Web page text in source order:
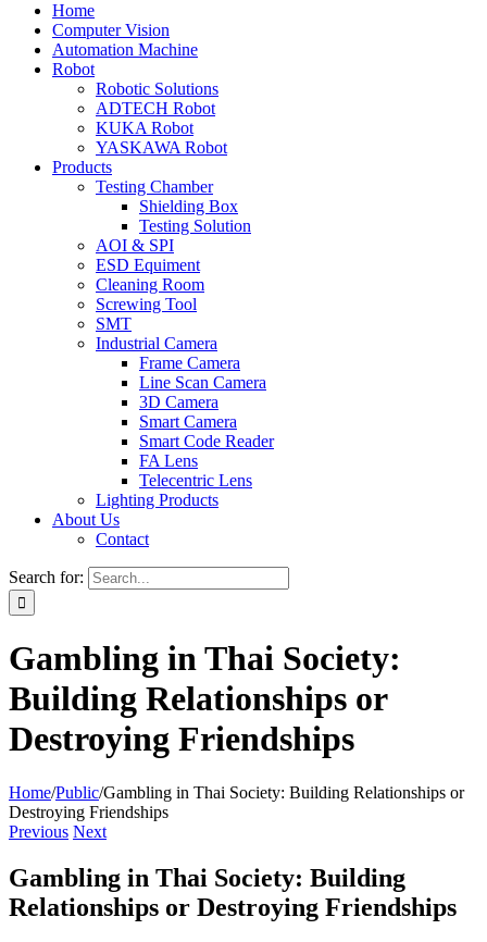
Home
Computer Vision
Automation Machine
Robot
Robotic Solutions
ADTECH Robot
KUKA Robot
YASKAWA Robot
Products
Testing Chamber
Shielding Box
Testing Solution
AOI & SPI
ESD Equiment
Cleaning Room
Screwing Tool
SMT
Industrial Camera
Frame Camera
Line Scan Camera
3D Camera
Smart Camera
Smart Code Reader
FA Lens
Telecentric Lens
Lighting Products
About Us
Contact
Search for:
Gambling in Thai Society:
Building Relationships or
Destroying Friendships
Home/Public/Gambling in Thai Society: Building Relationships or
Destroying Friendships
Previous Next
Gambling in Thai Society: Building
Relationships or Destroying Friendships